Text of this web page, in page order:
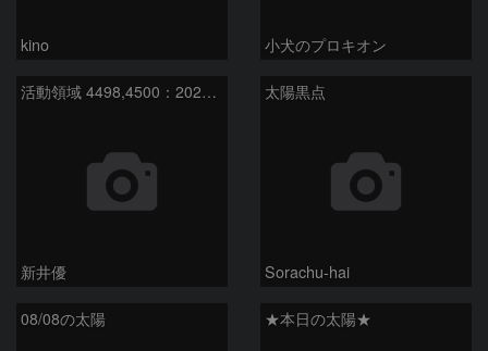
kino 小犬のプロキオン
活動領域 4498,4500：2026/08/08
新井優
太陽黒点
Sorachu-hai
08/08の太陽 ★本日の太陽★